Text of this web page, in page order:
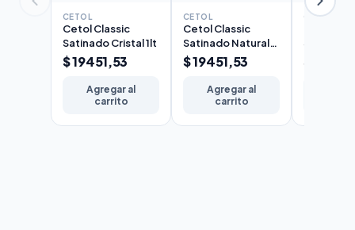
CETOL
Cetol Classic
Satinado Cristal 1lt
$ 19451,53
Agregar al
carrito
CETOL
Cetol Classic
Satinado Natural
1lt
$ 19451,53
Agregar al
carrito
CETOL
Satinado
$